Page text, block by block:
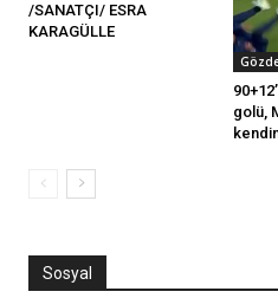
/SANATÇI/ ESRA
KARAGÜLLE
golü,
Sosyal